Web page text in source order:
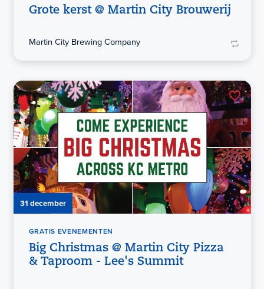
Grote kerst @ Martin City Brouwerij
Martin City Brewing Company
31 december
GRATIS EVENEMENTEN
Big Christmas @ Martin City Pizza
& Taproom - Lee's Summit